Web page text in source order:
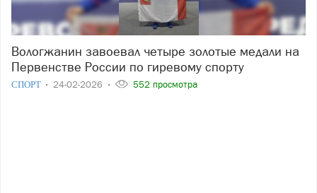
Вологжанин завоевал четыре золотые медали на
Первенстве России по гиревому спорту
СПОРТ 24-02-2026 552 просмотра